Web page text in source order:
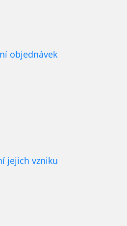
objednávek
jejich vzniku